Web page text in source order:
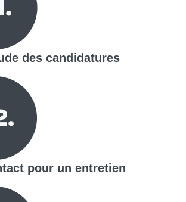
des candidatures
pour un entretien